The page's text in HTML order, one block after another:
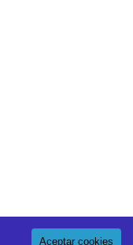
Aceptar cookies